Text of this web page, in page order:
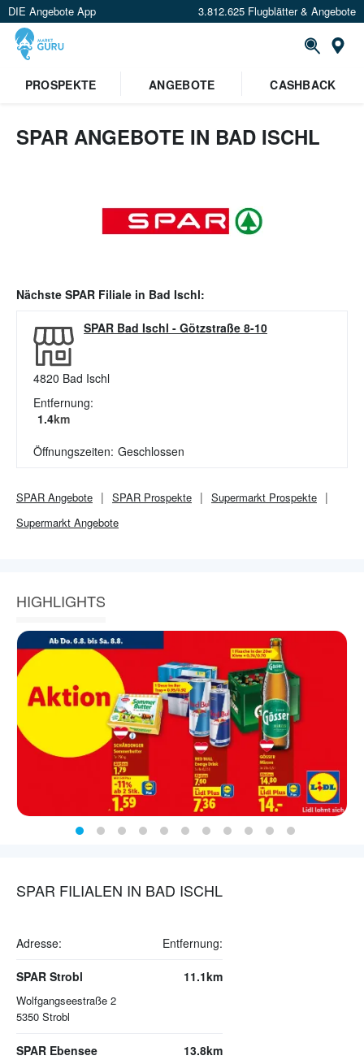
DIE Angebote App 3.812.625 Flugblätter & Angebote
PROSPEKTE
ANGEBOTE CASHBACK
SPAR ANGEBOTE IN BAD ISCHL
Nächste SPAR Filiale in Bad Ischl:
SPAR Bad Ischl - Götzstraße 8-10
4820 Bad Ischl
Entfernung:
1.4km
Öffnungszeiten: Geschlossen
SPAR Angebote SPAR Prospekte Supermarkt Prospekte
Supermarkt Angebote
HIGHLIGHTS
SPAR FILIALEN IN BAD ISCHL
Adresse: Entfernung:
SPAR Strobl
Wolfgangseestraße 2
5350 Strobl
11.1km
SPAR Ebensee 13.8km